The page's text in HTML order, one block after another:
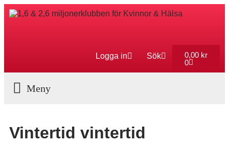
Logga in Sök 0,00 kr
0
Vintertid vintertid